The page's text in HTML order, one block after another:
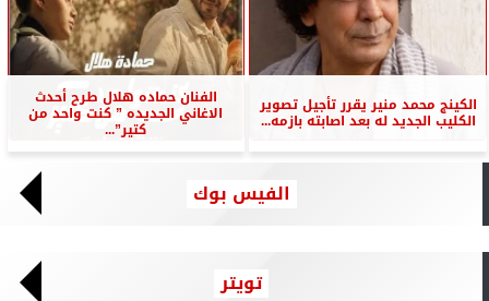
الكينج محمد منير يقرر تأجيل تصوير
الكليب الجديد له بعد اصابته بازمه...
الفنان حماده هلال طرح أحدث
الاغاني الجديده ” كنت واحد من
كتير”...
الفيس بوك
تويتر